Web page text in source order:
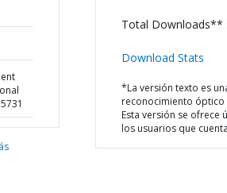
Total Downloads**
Download Stats
*La versión texto es
reconocimiento óptico
Esta versión se ofrece
los usuarios que